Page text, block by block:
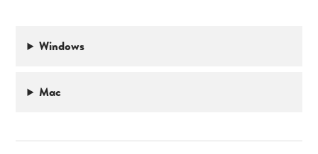
Windows
Mac